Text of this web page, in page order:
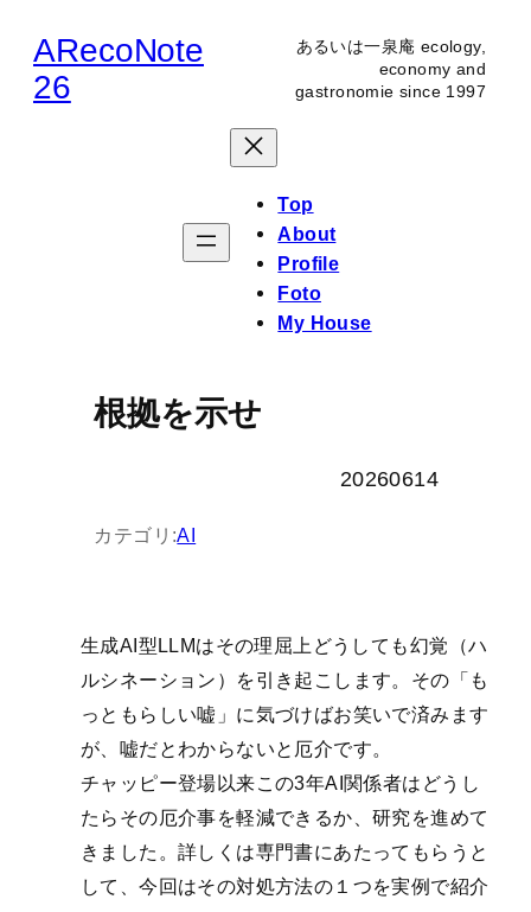
ARecoNote
26
あるいは一泉庵 ecology,
economy and
gastronomie since 1997
Top
About
Profile
Foto
My House
根拠を示せ
20260614
カテゴリ:AI
生成AI型LLMはその理屈上どうしても幻覚（ハ
ルシネーション）を引き起こします。その「も
っともらしい嘘」に気づけばお笑いで済みます
が、嘘だとわからないと厄介です。
チャッピー登場以来この3年AI関係者はどうし
たらその厄介事を軽減できるか、研究を進めて
きました。詳しくは専門書にあたってもらうと
して、今回はその対処方法の１つを実例で紹介